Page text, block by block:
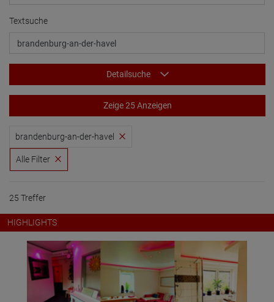
Textsuche
Detailsuche
Zeige 25 Anzeigen
brandenburg-an-der-havel
Alle Filter
25 Treffer
HIGHLIGHTS